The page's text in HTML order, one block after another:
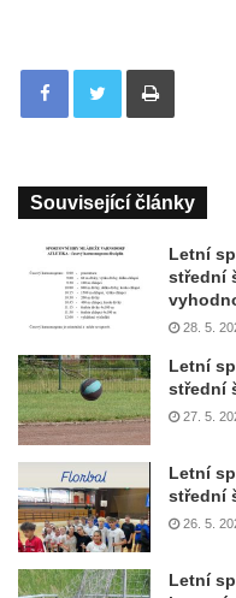
Tisknout
Související články
Letní
střední
28. 5.
Letní
střední
27. 5.
Letní
střední
26. 5.
Letní